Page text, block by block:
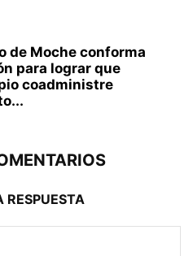
de Moche conforma
para lograr que
coadministre
RESPUESTA